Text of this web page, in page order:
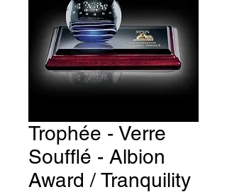
Trophée - Verre
Soufflé - Albion
Award / Tranquility